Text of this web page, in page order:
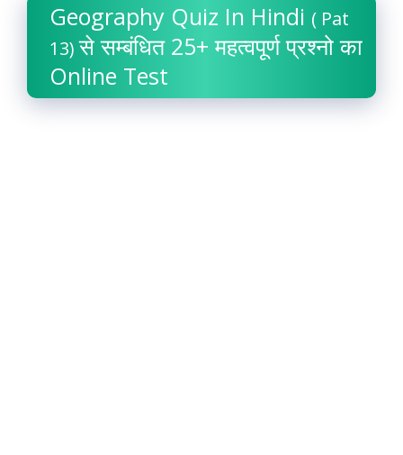
Geography Quiz In Hindi ( Pat
13)से सम्बंधित 25+ महत्वपूर्ण प्रश्नो का
Online Test